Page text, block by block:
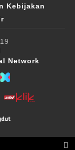
Kebijakan
Network
